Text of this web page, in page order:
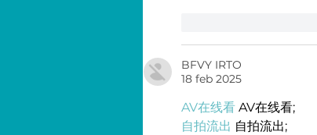
BFVY IRTO
18 feb 2025
AV在线看 AV在线看;
自拍流出 自拍流出;